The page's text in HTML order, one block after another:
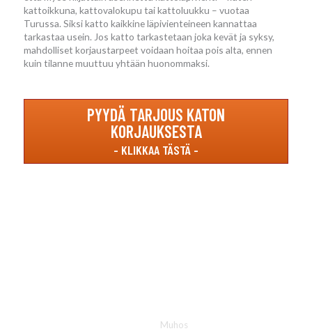
kattoikkuna, kattovalokupu tai kattoluukku – vuotaa
Turussa. Siksi katto kaikkine läpivienteineen kannattaa
tarkastaa usein. Jos katto tarkastetaan joka kevät ja syksy,
mahdolliset korjaustarpeet voidaan hoitaa pois alta, ennen
kuin tilanne muuttuu yhtään huonommaksi.
PYYDÄ TARJOUS KATON
KORJAUKSESTA
Muhos